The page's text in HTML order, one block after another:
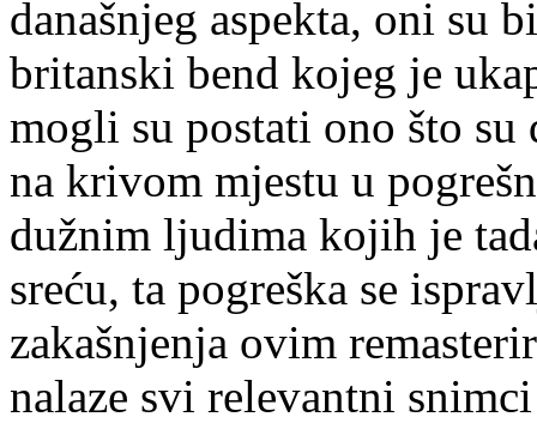
današnjeg aspekta, oni su
britanski bend kojeg je
mogli su postati ono što
na krivom mjestu u
dužnim ljudima kojih je
sreću, ta pogreška se
zakašnjenja ovim
nalaze svi relevantni